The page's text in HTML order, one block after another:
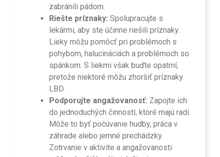
zabránili pádom.
Riešte príznaky: Spolupracujte s
lekármi, aby ste účinne riešili príznaky.
Lieky môžu pomôcť pri problémoch s
pohybom, halucináciách a problémoch so
spánkom. S liekmi však buďte opatrní,
pretože niektoré môžu zhoršiť príznaky
LBD.
Podporujte angažovanosť: Zapojte ich
do jednoduchých činností, ktoré majú radi.
Môže to byť počúvanie hudby, práca v
záhrade alebo jemné prechádzky.
Zotrvanie v aktivite a angažovanosti